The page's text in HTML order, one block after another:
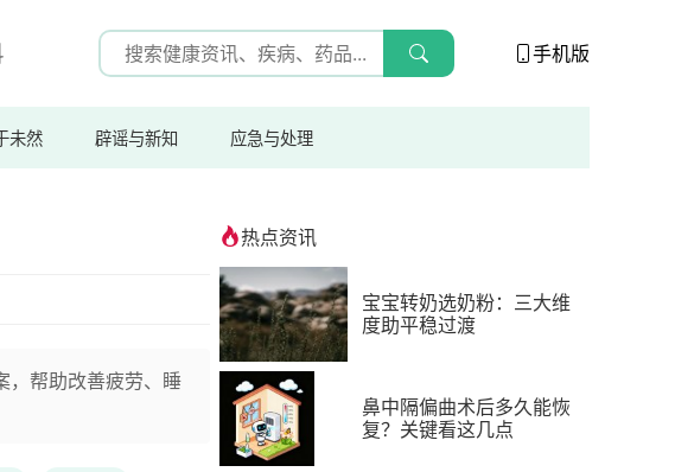
手机版
未然 辟谣与新知 应急与处理
，帮助改善疲劳、睡
热点资讯
宝宝转奶选奶粉：三大维
度助平稳过渡
鼻中隔偏曲术后多久能恢
复？关键看这几点